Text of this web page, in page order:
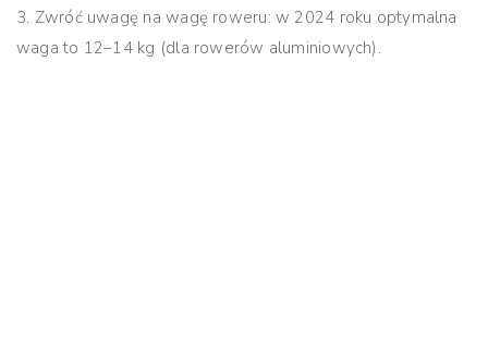
3. Zwróć uwagę na wagę roweru: w 2024 roku optymalna
waga to 12–14 kg (dla rowerów aluminiowych).